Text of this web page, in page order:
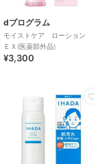
dプログラム
モイストケア ローション
ＥＸ(医薬部外品)
¥3,300